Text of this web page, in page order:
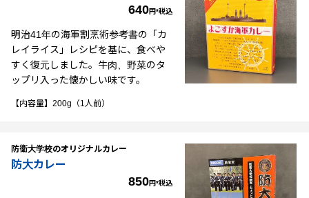
640円*税込
明治41年の海軍割烹術参考書の「カ
レイライス」レシピを基に、食べや
すく復元しました。牛肉、野菜のタ
ップリ入った懐かしい味です。
【内容量】200g（1人前）
防衛大学校のオリジナルカレー
防大カレー
850円*税込